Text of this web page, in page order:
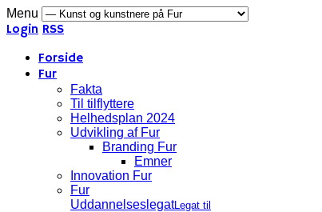
Menu
Login RSS
Forside
Fur
Fakta
Til tilflyttere
Helhedsplan 2024
Udvikling af Fur
Branding Fur
Emner
Innovation Fur
Fur
UddannelseslegatLegat til